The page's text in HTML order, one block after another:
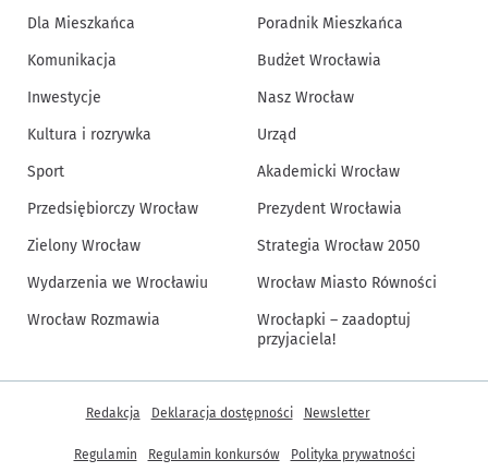
Dla Mieszkańca
Komunikacja
Inwestycje
Kultura i rozrywka
Sport
Przedsiębiorczy Wrocław
Zielony Wrocław
Wydarzenia we Wrocławiu
Wrocław Rozmawia
Poradnik Mieszkańca
Budżet Wrocławia
Nasz Wrocław
Urząd
Akademicki Wrocław
Prezydent Wrocławia
Strategia Wrocław 2050
Wrocław Miasto Równości
Wrocłapki – zaadoptuj
przyjaciela!
Inne informacje
Redakcja Deklaracja dostępności Newsletter
Regulamin Regulamin konkursów Polityka prywatności